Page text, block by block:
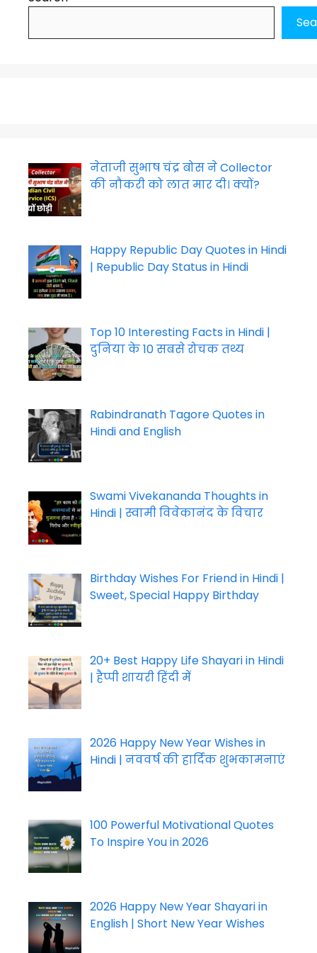
नेताजी सुभाष चंद्र बोस ने Collector
की नौकरी को लात मार दी। क्यों?
Happy Republic Day Quotes in Hindi
| Republic Day Status in Hindi
Top 10 Interesting Facts in Hindi |
दुनिया के 10 सबसे रोचक तथ्य
Rabindranath Tagore Quotes in
Hindi and English
Swami Vivekananda Thoughts in
Hindi | स्वामी विवेकानंद के विचार
Birthday Wishes For Friend in Hindi |
Sweet, Special Happy Birthday
20+ Best Happy Life Shayari in Hindi
| हैप्पी शायरी हिंदी में
2026 Happy New Year Wishes in
Hindi | नववर्ष की हार्दिक शुभकामनाएं
100 Powerful Motivational Quotes
To Inspire You in 2026
2026 Happy New Year Shayari in
English | Short New Year Wishes